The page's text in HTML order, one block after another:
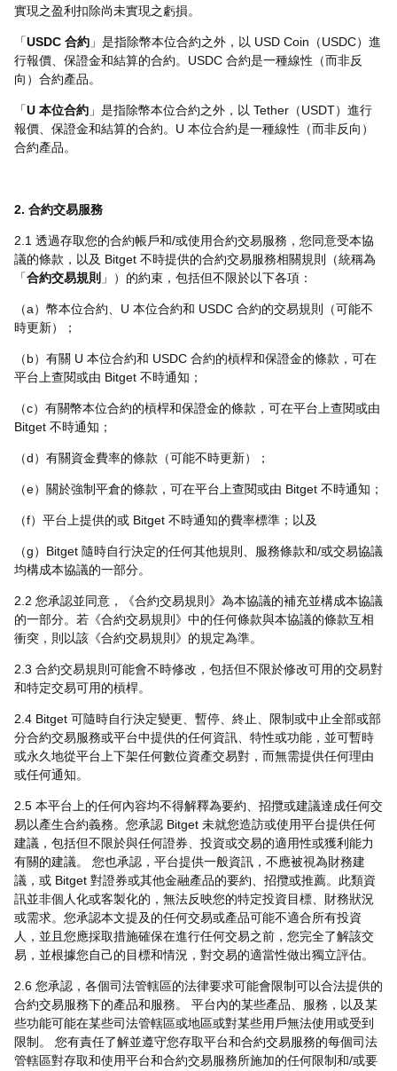
實現之盈利扣除尚未實現之虧損。
「USDC 合約 」是指除幣本位合約之外，以 USD Coin（USDC）進
行報價、保證金和結算的合約。USDC 合約是一種線性（而非反
向）合約產品。
「U 本位合約 」是指除幣本位合約之外，以 Tether（USDT）進行
報價、保證金和結算的合約。U 本位合約是一種線性（而非反向）
合約產品。
2. 合約交易服務
2.1 透過存取您的合約帳戶和/或使用合約交易服務，您同意受本協
議的條款，以及 Bitget 不時提供的合約交易服務相關規則（統稱為
「合約交易規則 」）的約束，包括但不限於以下各項：
（a）幣本位合約、U 本位合約和 USDC 合約的交易規則（可能不
時更新）；
（b）有關 U 本位合約和 USDC 合約的槓桿和保證金的條款，可在
平台上查閱或由 Bitget 不時通知；
（c）有關幣本位合約的槓桿和保證金的條款，可在平台上查閱或由
Bitget 不時通知；
（d）有關資金費率的條款（可能不時更新）；
（e）關於強制平倉的條款，可在平台上查閱或由 Bitget 不時通知；
（f）平台上提供的或 Bitget 不時通知的費率標準；以及
（g）Bitget 隨時自行決定的任何其他規則、服務條款和/或交易協議
均構成本協議的一部分。
2.2 您承認並同意，《合約交易規則》為本協議的補充並構成本協議
的一部分。若《合約交易規則》中的任何條款與本協議的條款互相
衝突，則以該《合約交易規則》的規定為準。
2.3 合約交易規則可能會不時修改，包括但不限於修改可用的交易對
和特定交易可用的槓桿。
2.4 Bitget 可隨時自行決定變更、暫停、終止、限制或中止全部或部
分合約交易服務或平台中提供的任何資訊、特性或功能，並可暫時
或永久地從平台上下架任何數位資產交易對，而無需提供任何理由
或任何通知。
2.5 本平台上的任何內容均不得解釋為要約、招攬或建議達成任何交
易以產生合約義務。您承認 Bitget 未就您造訪或使用平台提供任何
建議，包括但不限於與任何證券、投資或交易的適用性或獲利能力
有關的建議。 您也承認，平台提供一般資訊，不應被視為財務建
議，或 Bitget 對證券或其他金融產品的要約、招攬或推薦。此類資
訊並非個人化或客製化的，無法反映您的特定投資目標、財務狀況
或需求。您承認本文提及的任何交易或產品可能不適合所有投資
人，並且您應採取措施確保在進行任何交易之前，您完全了解該交
易，並根據您自己的目標和情況，對交易的適當性做出獨立評估。
2.6 您承認，各個司法管轄區的法律要求可能會限制可以合法提供的
合約交易服務下的產品和服務。 平台內的某些產品、服務，以及某
些功能可能在某些司法管轄區或地區或對某些用戶無法使用或受到
限制。 您有責任了解並遵守您存取平台和合約交易服務的每個司法
管轄區對存取和使用平台和合約交易服務所施加的任何限制和/或要